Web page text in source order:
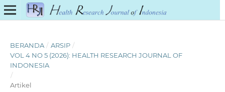
BERANDA / ARSIP /
VOL 4 NO 5 (2026): HEALTH RESEARCH JOURNAL OF
INDONESIA
/
Artikel